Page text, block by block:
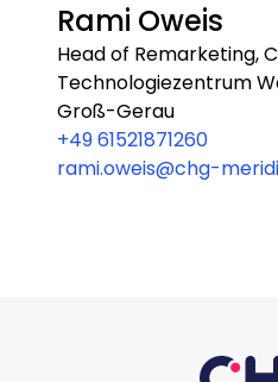
Rami Oweis
Head of Remarketing,
Technologiezentrum
Groß-Gerau
+49 61521871260
rami.oweis@chg-